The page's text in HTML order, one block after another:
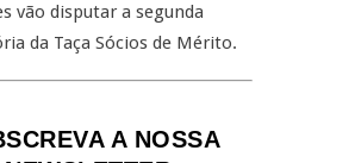
vão disputar a segunda
da Taça Sócios de Mérito.
A NOSSA